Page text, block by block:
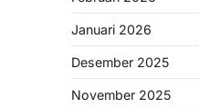
Januari 2026
Desember 2025
November 2025